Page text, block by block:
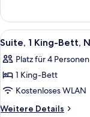
2 Queen-
Betten
Alle
Fotos
für
Suite,
1 King-
Bett,
3
Suite, 1 King-Bett,
Platz für 4 Personen
1 King-Bett
Kostenloses WLAN
Weitere Details
Weitere